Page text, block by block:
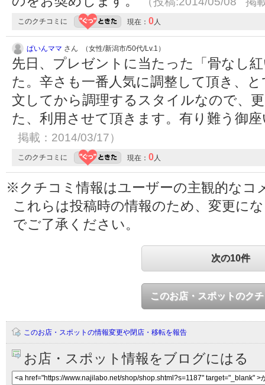
このクチコミに 現在： 0人
ぱいんママ さん （女性/新潟市/50代/Lv.1）
先日、プレゼントに当たった「骨なし
た。辛さも一番人気に調整して頂き、
文してから調理するスタイルなので、
た、利用させて頂きます。有り難う御
掲載：2014/03/17）
このクチコミに 現在： 0人
※クチコミ情報はユーザーの主観的なコ
これらは投稿時の情報のため、変更に
でご了承ください。
次の10件
このお店・スポットのク
このお店・スポットの情報変更や閉店・移転を報告
お店・スポット情報をブログにはる